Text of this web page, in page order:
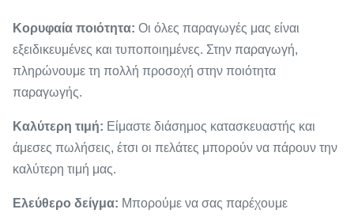
Κορυφαία ποιότητα: Οι όλες παραγωγές μας είναι
εξειδικευμένες και τυποποιημένες. Στην παραγωγή,
πληρώνουμε τη πολλή προσοχή στην ποιότητα
παραγωγής.
Καλύτερη τιμή: Είμαστε διάσημος κατασκευαστής και
άμεσες πωλήσεις, έτσι οι πελάτες μπορούν να πάρουν την
καλύτερη τιμή μας.
Ελεύθερο δείγμα: Μπορούμε να σας παρέχουμε